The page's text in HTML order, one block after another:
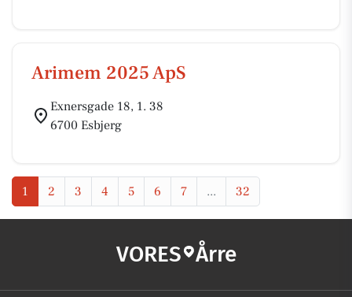
Arimem 2025 ApS
Exnersgade 18, 1. 38
6700 Esbjerg
1 2 3 4 5 6 7 ... 32
VORES Årre